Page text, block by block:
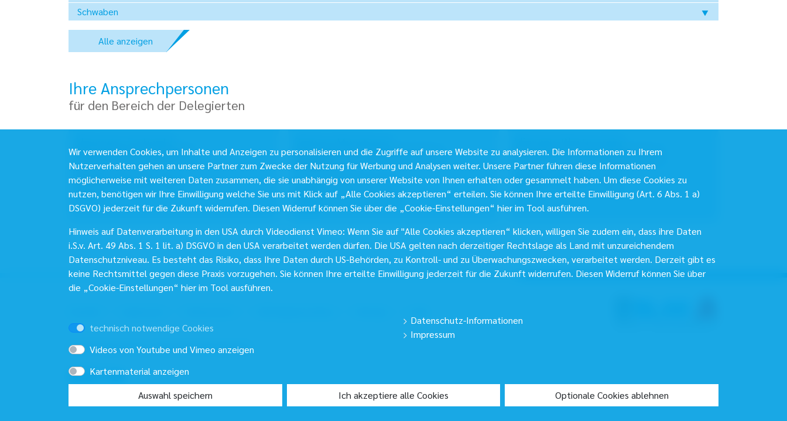
Schwaben
Alle anzeigen
Ihre Ansprechpersonen
für den Bereich der Delegierten
Sekretariat der Präsidentin
Telefon: 089 92 62 - 45
Telefax: 089 92 62 - 909
E-Mail
Sekretariat der Geschäftsführung
ATHINA
Telefon: 089 92 62 - 67
Telefax: 089 92 62 - 909
E-Mail
Sekretariat der Geschäftsführung
Telefon: 089 92 62 - 23
Telefax: 089 92 62 - 909
E-Mail
© 2026 Bayerische Landesapothekerkammer
Wir verwenden Cookies, um Inhalte und Anzeigen zu personalisieren und die Zugriffe auf unsere Website zu analysieren. Die Informationen zu Ihrem
Nutzerverhalten gehen an unsere Partner zum Zwecke der Nutzung für Werbung und Analysen weiter. Unsere Partner führen diese Informationen
möglicherweise mit weiteren Daten zusammen, die sie unabhängig von unserer Website von Ihnen erhalten oder gesammelt haben. Um diese Cookies zu
nutzen, benötigen wir Ihre Einwilligung welche Sie uns mit Klick auf „Alle Cookies akzeptieren“ erteilen. Sie können Ihre erteilte Einwilligung (Art. 6 Abs. 1 a)
DSGVO) jederzeit für die Zukunft widerrufen. Diesen Widerruf können Sie über die „Cookie-Einstellungen“ hier im Tool ausführen.
Hinweis auf Datenverarbeitung in den USA durch Videodienst Vimeo: Wenn Sie auf "Alle Cookies akzeptieren“ klicken, willigen Sie zudem ein, dass ihre Daten
i.S.v. Art. 49 Abs. 1 S. 1 lit. a) DSGVO in den USA verarbeitet werden dürfen. Die USA gelten nach derzeitiger Rechtslage als Land mit unzureichendem
Datenschutzniveau. Es besteht das Risiko, dass Ihre Daten durch US-Behörden, zu Kontroll- und zu Überwachungszwecken, verarbeitet werden. Derzeit gibt es
keine Rechtsmittel gegen diese Praxis vorzugehen. Sie können Ihre erteilte Einwilligung jederzeit für die Zukunft widerrufen. Diesen Widerruf können Sie über
die „Cookie-Einstellungen“ hier im Tool ausführen.
technisch notwendige Cookies
Videos von Youtube und Vimeo anzeigen
Kartenmaterial anzeigen
Datenschutz-Informationen
Impressum
Auswahl speichern Ich akzeptiere alle Cookies Optionale Cookies ablehnen